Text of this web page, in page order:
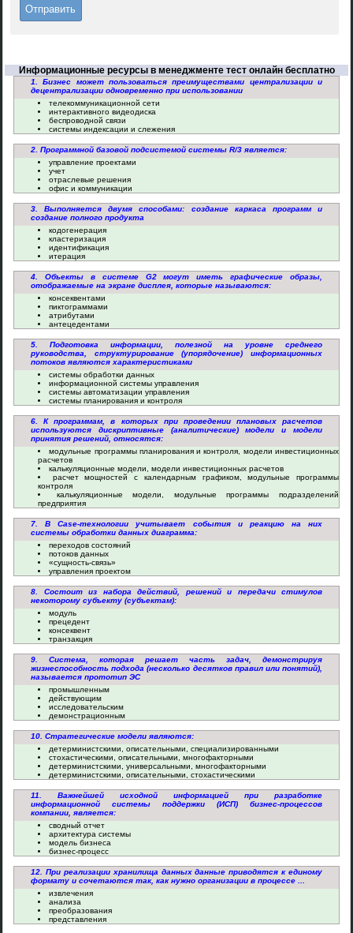
Информационные ресурсы в менеджменте тест онлайн бесплатно
1. Бизнес может пользоваться преимуществами централизации и
децентрализации одновременно при использовании
телекоммуникационной сети
интерактивного видеодиска
беспроводной связи
системы индексации и слежения
2. Программной базовой подсистемой системы R/3 является:
управление проектами
учет
отраслевые решения
офис и коммуникации
3. Выполняется двумя способами: создание каркаса программ и
создание полного продукта
кодогенерация
кластеризация
идентификация
итерация
4. Объекты в системе G2 могут иметь графические образы,
отображаемые на экране дисплея, которые называются:
консеквентами
пиктограммами
атрибутами
антецедентами
5. Подготовка информации, полезной на уровне среднего
руководства, структурирование (упорядочение) информационных
потоков являются характеристиками
системы обработки данных
информационной системы управления
системы автоматизации управления
системы планирования и контроля
6. К программам, в которых при проведении плановых расчетов
используются дискриптивные (аналитические) модели и модели
принятия решений, относятся:
модульные программы планирования и контроля, модели инвестиционных
расчетов
калькуляционные модели, модели инвестиционных расчетов
расчет мощностей с календарным графиком, модульные программы
контроля
калькуляционные модели, модульные программы подразделений
предприятия
7. В Case-технологии учитывает события и реакцию на них
системы обработки данных диаграмма:
переходов состояний
потоков данных
«сущность-связь»
управления проектом
8. Состоит из набора действий, решений и передачи стимулов
некоторому субъекту (субъектам):
модуль
прецедент
консеквент
транзакция
9. Система, которая решает часть задач, демонстрируя
жизнеспособность подхода (несколько десятков правил или понятий),
называется прототип ЭС
промышленным
действующим
исследовательским
демонстрационным
10. Стратегические модели являются:
детерминистскими, описательными, специализированными
стохастическими, описательными, многофакторными
детерминистскими, универсальными, многофакторными
детерминистскими, описательными, стохастическими
11. Важнейшей исходной информацией при разработке
информационной системы поддержки (ИСП) бизнес-процессов
компании, является:
сводный отчет
архитектура системы
модель бизнеса
бизнес-процесс
12. При реализации хранилища данных данные приводятся к единому
формату и сочетаются так, как нужно организации в процессе ...
извлечения
анализа
преобразования
представления